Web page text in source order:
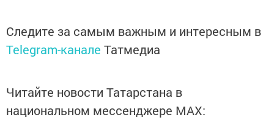
Следите за самым важным и интересным в
Telegram-канале Татмедиа
Читайте новости Татарстана в
национальном мессенджере MАХ: